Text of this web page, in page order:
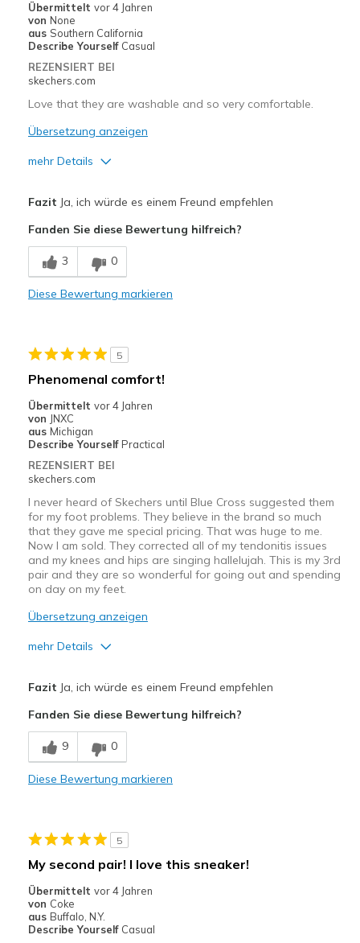
Travel
Width
Sizing
View On Shoes
Shoes are for Wearing
Übermittelt vor 4 Jahren
von None
aus Southern California
Describe Yourself Casual
REZENSIERT BEI
skechers.com
Love that they are washable and so very comfortable.
Übersetzung anzeigen
mehr Details
Breathe Well
Comfortable
Sizing
Feels true to size
View On Shoes
Shoes are for Wearing
Fazit Ja, ich würde es einem Freund empfehlen
Fanden Sie diese Bewertung hilfreich?
3 0
Diese Bewertung markieren
5
Phenomenal comfort!
Übermittelt vor 4 Jahren
von JNXC
aus Michigan
Describe Yourself Practical
REZENSIERT BEI
skechers.com
I never heard of Skechers until Blue Cross suggested them
for my foot problems. They believe in the brand so much
that they gave me special pricing. That was huge to me.
Now I am sold. They corrected all of my tendonitis issues
and my knees and hips are singing hallelujah. This is my 3rd
pair and they are so wonderful for going out and spending
on day on my feet.
Übersetzung anzeigen
mehr Details
Breathe Well
Comfortable
Geeignete Verwendung
Going Out
Fazit Ja, ich würde es einem Freund empfehlen
Fanden Sie diese Bewertung hilfreich?
9 0
Diese Bewertung markieren
5
My second pair! I love this sneaker!
Übermittelt vor 4 Jahren
von Coke
aus Buffalo, N.Y.
Describe Yourself Casual